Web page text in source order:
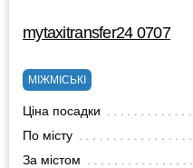
mytaxitransfer24 0707
МІЖМІСЬКІ
Ціна посадки
По місту
За містом